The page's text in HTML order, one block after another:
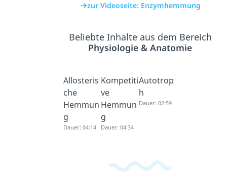
zur Videoseite: Enzymhemmung
Beliebte Inhalte aus dem Bereich
Physiologie & Anatomie
Allosteris
che
Hemmun
g
Dauer: 04:14
Kompetiti
ve
Hemmun
g
Dauer: 04:34
Autotrop
h
Dauer: 02:59